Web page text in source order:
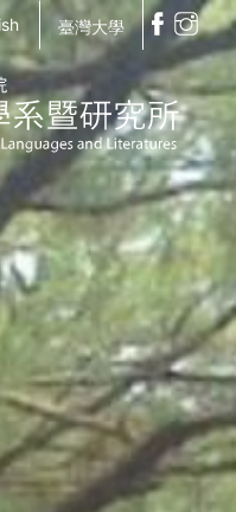
臺灣大學